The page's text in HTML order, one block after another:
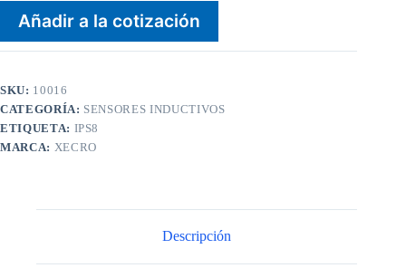
Añadir a la cotización
SKU: 10016
CATEGORÍA: SENSORES INDUCTIVOS
ETIQUETA: IPS8
MARCA: XECRO
Descripción